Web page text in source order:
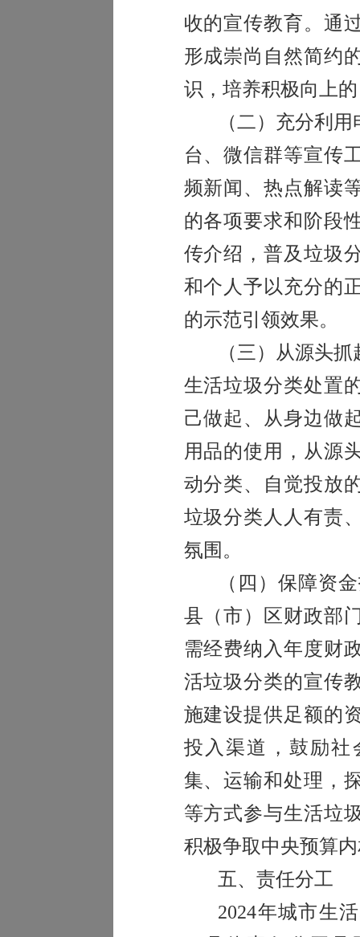
收的宣传教育。通
形成崇尚自然简约
识，培养积极向上
（二）充分利
台、微信群等宣传
频新闻、热点解读
的各项要求和阶段
传介绍，普及垃圾
和个人予以充分的
的示范引领效果。
（三）从源头
生活垃圾分类处置
己做起、从身边做
用品的使用，从源
动分类、自觉投放
垃圾分类人人有责
氛围。
（四）保障资
县（市）区财政部
需经费纳入年度财
活垃圾分类的宣传
施建设提供足额的
投入渠道，鼓励社
集、运输和处理，
等方式参与生活垃
积极争取中央预算
五、责任分工
2024年城市生